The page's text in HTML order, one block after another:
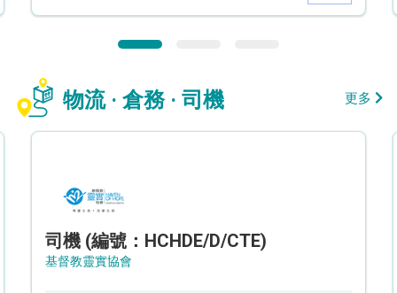
物流 · 倉務 · 司機 更多
司機 (編號：HCHDE/D/CTE)
基督教靈實協會